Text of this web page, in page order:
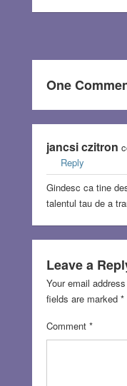
One
jancsi czitron
Reply
Gindesc ca tine
talentul tau de a
Leave a
Your email
fields are marked *
Comment *